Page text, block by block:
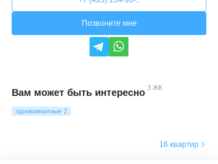
Позвоните мне
Вам может быть интересно 3 ЖК
однокомнатные 2
16 квартир